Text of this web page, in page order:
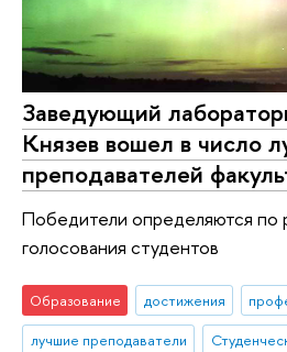
Заведующий
Князев вошел в число
преподавателей
Победители определяются по
голосования студентов
Образование достижения
лучшие преподаватели